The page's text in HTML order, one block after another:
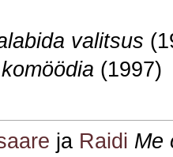
valitsus
(1997)
ja Raidi Me